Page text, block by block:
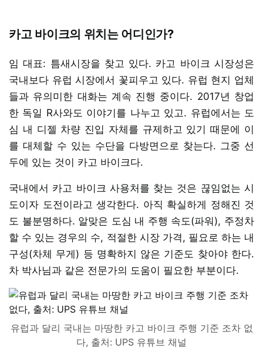
카고 바이크의 위치는 어디인가?
임 대표: 틈새시장을 찾고 있다. 카고 바이크 시장성은
국내보다 유럽 시장에서 꽃피우고 있다. 유럽 현지 업체
들과 유의미한 대화는 계속 진행 중이다. 2017년 창업
한 독일 R사와도 이야기를 나누고 있고. 유럽에서는 도
심 내 디젤 차량 진입 자체를 규제하고 있기 때문에 이
를 대체할 수 있는 수단을 다방면으로 찾는다. 그중 선
두에 있는 것이 카고 바이크다.
국내에서 카고 바이크 사용처를 찾는 것은 끊임없는 시
도이자 도전이라고 생각한다. 아직 확실하게 정해진 것
도 불분명하다. 알맞은 도심 내 주행 속도(파워), 주정차
할 수 있는 경우의 수, 적절한 시장 가격, 필요로 하는 내
구성(차체 무게) 등 명확하지 않은 기준도 찾아야 한다.
차 박사님과 같은 전문가의 도움이 필요한 부분이다.
유럽과 달리 국내는 마땅한 카고 바이크 주행 기준 조차 없
다, 출처: UPS 유튜브 채널